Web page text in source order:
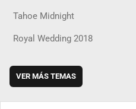
Tahoe Midnight
Royal Wedding 2018
VER MÁS TEMAS